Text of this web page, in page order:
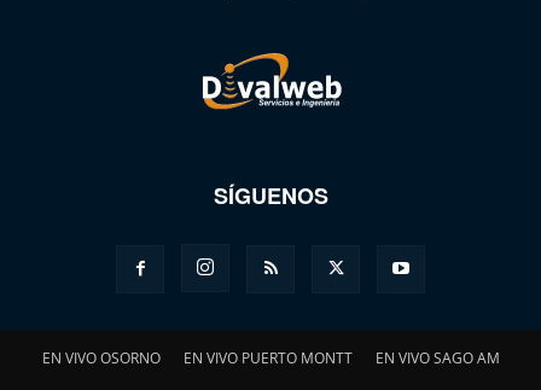
SÍGUENOS
EN VIVO OSORNO EN VIVO PUERTO MONTT EN VIVO SAGO AM